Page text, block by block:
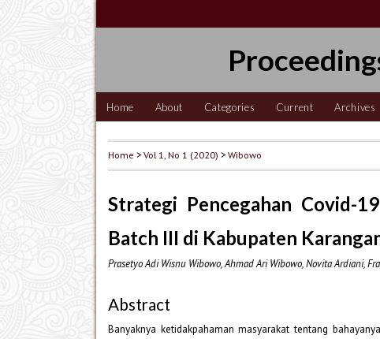
Home About Categories Current Archives
Home >Vol 1, No 1 (2020) >Wibowo
Strategi Pencegahan Covid-
Batch III di Kabupaten
Prasetyo Adi Wisnu Wibowo, Ahmad Ari Wibowo, Novita Ardiani,
Abstract
Banyaknya ketidakpahaman masyarakat tentang